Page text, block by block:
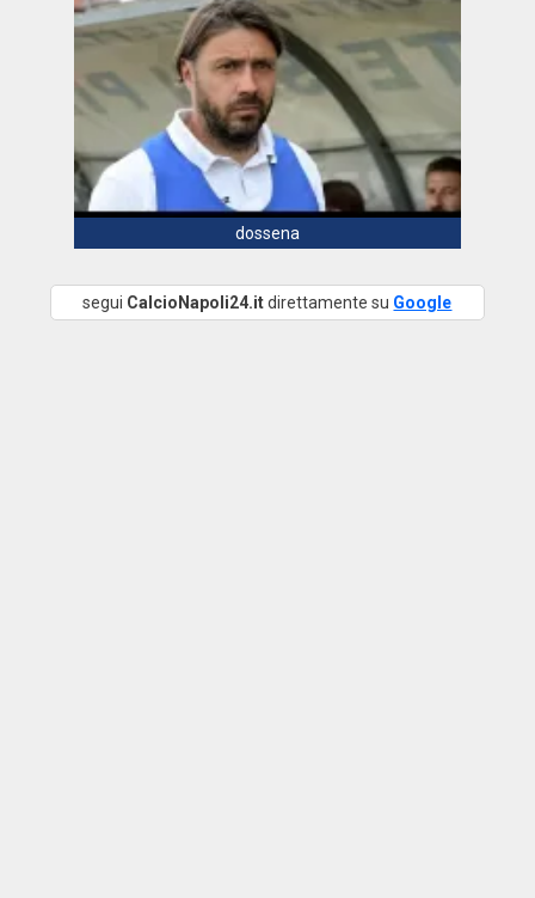
dossena
segui CalcioNapoli24.itdirettamente su Google